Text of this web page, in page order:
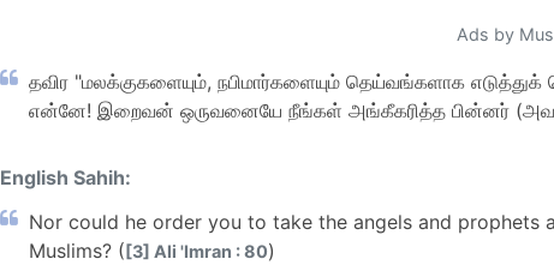
Ads by
தவிர "மலக்குகளையும், நபிமார்களையும் தெய்வங்களாக
என்னே! இறைவன் ஒருவனையே நீங்கள் அங்கீகரித்த பின்னர்
English Sahih:
Nor could he order you to take the angels and
Muslims? ([3] Ali 'Imran : 80)